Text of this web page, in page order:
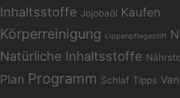
Inhaltsstoffe Jojobaöl Kaufen
Körperreinigung Lippenpflegestift
Natürliche Inhaltsstoffe
Plan Programm Schlaf Tipps